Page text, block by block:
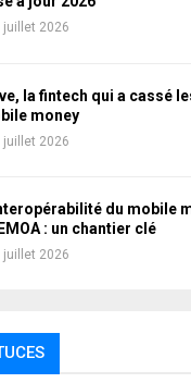
juillet 2026
la fintech qui a cassé
money
juillet 2026
du mobile
: un chantier clé
juillet 2026